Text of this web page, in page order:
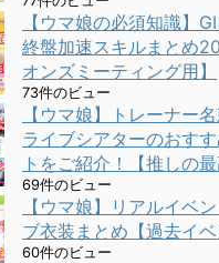
【ウマ娘の必須知識】
終盤加速スキルまとめ
オンズミーティング用】
73件のビュー
【ウマ娘】トレーナー
ライブシアターのおす
トをご紹介！【推しの最
69件のビュー
【ウマ娘】リアルイベ
ブ衣装まとめ【過去イベ
60件のビュー